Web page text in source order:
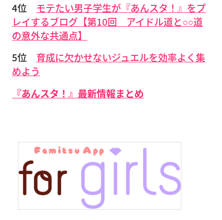
4位 モテたい男子学生が『あんスタ！』をプ
レイするブログ【第10回 アイドル道と○○道
の意外な共通点】
5位 育成に欠かせないジュエルを効率よく集
めよう
『あんスタ！』最新情報まとめ